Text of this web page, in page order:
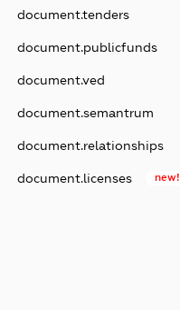
document.tenders
document.publicfunds
document.ved
document.semantrum
document.relationships
document.licenses new!